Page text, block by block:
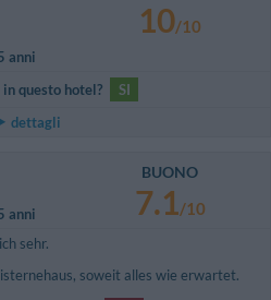
anni
10/10
questo hotel?
SI
dettagli
anni
BUONO
7.1/10
sehr.
soweit alles wie erwartet.